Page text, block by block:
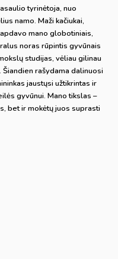
tyrinėtoja, nuo
namo. Maži kačiukai,
mano globotiniais,
noras rūpintis gyvūnais
studijas, vėliau gilinau
rašydama dalinuosi
jaustųsi užtikrintas ir
gyvūnui. Mano tikslas –
bet ir mokėtų juos suprasti